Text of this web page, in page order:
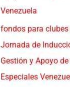
Venezuela
fondos para
Jornada de
Gestión y Apoyo
Especiales